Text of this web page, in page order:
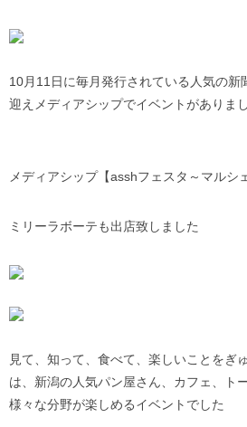
10月11日に毎月発行されている人気の新
迎えメディアシップでイベントがありま
メディアシップ【asshフェスタ～マルシ
ミリーラボーテも出店致しました
見て、知って、食べて、楽しいことをぎ
は、新潟の人気パン屋さん、カフェ、ト
様々な分野が楽しめるイベントでした